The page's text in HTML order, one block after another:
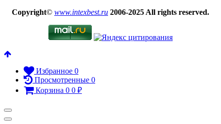
Copyright© www.intexbest.ru 2006-2025 All rights reserved.
Избранное 0
Просмотренные 0
Корзина 0 0 ₽